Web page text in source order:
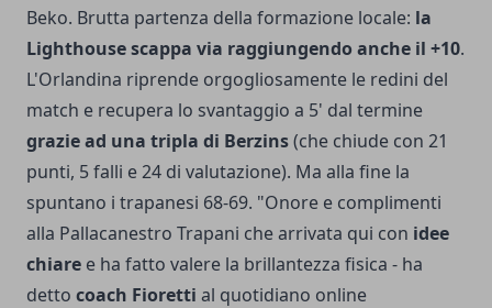
Beko. Brutta partenza della formazione locale: la
Lighthouse scappa via raggiungendo anche il +10.
L'Orlandina riprende orgogliosamente le redini del
match e recupera lo svantaggio a 5' dal termine
grazie ad una tripla di Berzins(che chiude con 21
punti, 5 falli e 24 di valutazione). Ma alla fine la
spuntano i trapanesi 68-69. "Onore e complimenti
alla Pallacanestro Trapani che arrivata qui con idee
chiare e ha fatto valere la brillantezza fisica - ha
detto coach Fioretti al quotidiano online